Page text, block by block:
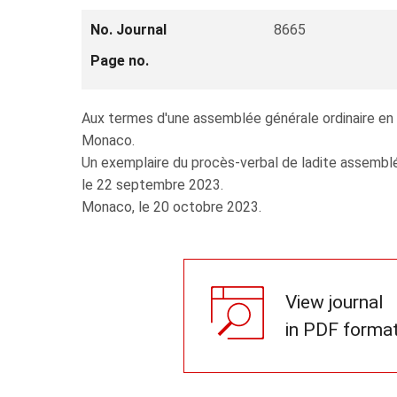
No. Journal
8665
Page no.
Aux termes d'une assemblée générale ordinaire
Monaco.
Un exemplaire du procès-verbal de ladite
le 22 septembre 2023.
Monaco, le 20 octobre 2023.
View journal
in PDF